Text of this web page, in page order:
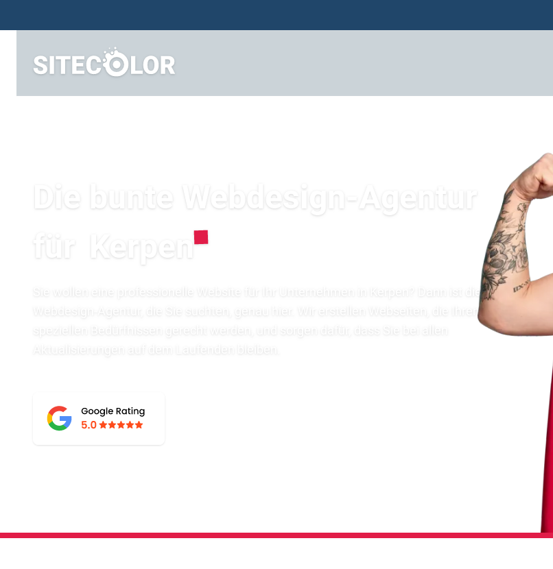
Die bunte Webdesign-Agentur
für
Kerpen
Sie wollen eine professionelle Website für Ihr Unternehmen in Kerpen? Dann ist die
Webdesign-Agentur, die Sie suchten, genau hier. Wir erstellen Webseiten, die Ihren